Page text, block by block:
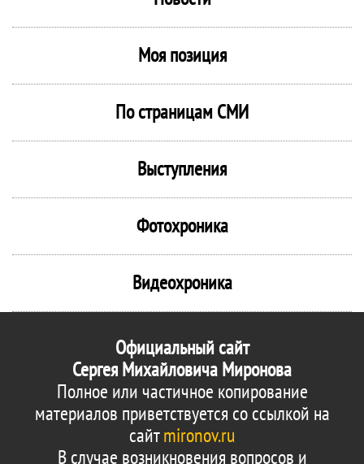
Моя позиция
По страницам СМИ
Выступления
Фотохроника
Видеохроника
Официальный сайт
Сергея Михайловича Миронова
Полное или частичное копирование
материалов приветствуется со ссылкой на
сайтmironov.ru
В случае возникновения вопросов и